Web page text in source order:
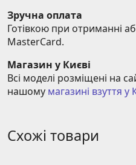
Зручна оплата
Готівкою при отриманні
MasterCard.
Магазин у Києві
Всі моделі розміщені на
нашому магазині взуття у
Схожі товари